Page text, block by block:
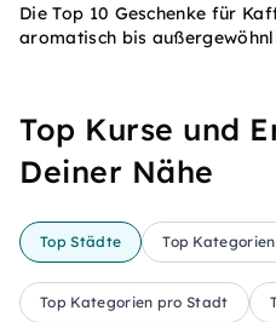
Die Top 10 Geschenke für
aromatisch bis
Top Kurse und
Deiner Nähe
Top Städte Top Kategorien
Top Kategorien pro Stadt